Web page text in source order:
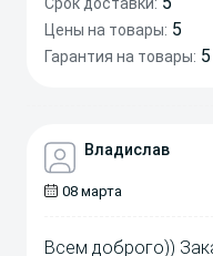
Цены на товары: 5
Гарантия на товары: 5
Владислав
08 марта
Всем доброго))